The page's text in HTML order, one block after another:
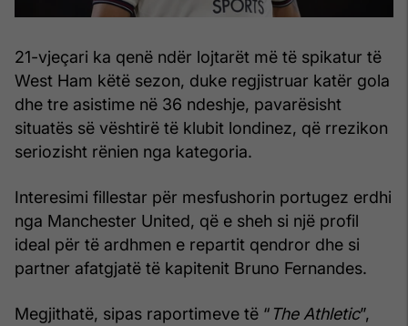
21-vjeçari ka qenë ndër lojtarët më të spikatur të
West Ham këtë sezon, duke regjistruar katër gola
dhe tre asistime në 36 ndeshje, pavarësisht
situatës së vështirë të klubit londinez, që rrezikon
seriozisht rënien nga kategoria.
Interesimi fillestar për mesfushorin portugez erdhi
nga Manchester United, që e sheh si një profil
ideal për të ardhmen e repartit qendror dhe si
partner afatgjatë të kapitenit Bruno Fernandes.
Megjithatë, sipas raportimeve të “ The Athletic”,